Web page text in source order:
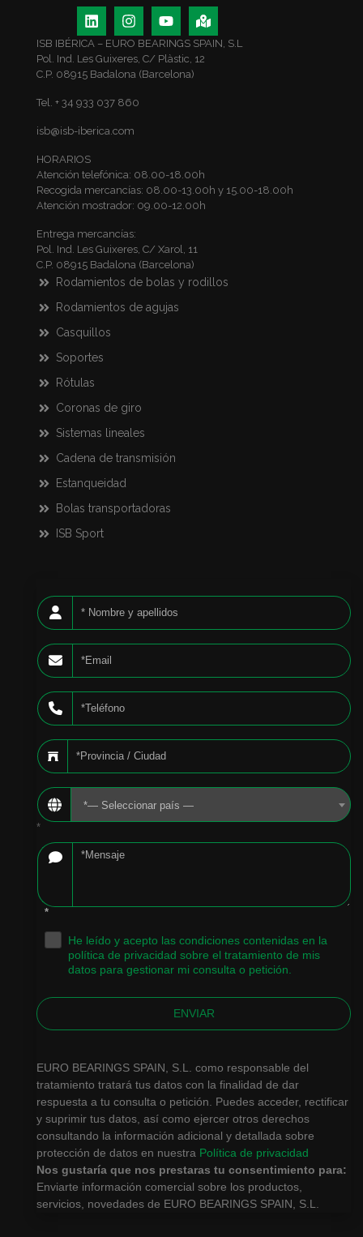
ISB IBÉRICA – EURO BEARINGS SPAIN, S.L
Pol. Ind. Les Guixeres, C/ Plàstic, 12
C.P. 08915 Badalona (Barcelona)
Tel. + 34 933 037 860
isb@isb-iberica.com
HORARIOS
Atención telefónica: 08.00-18.00h
Recogida mercancías: 08.00-13.00h y 15.00-18.00h
Atención mostrador: 09.00-12.00h
Entrega mercancías:
Pol. Ind. Les Guixeres, C/ Xarol, 11
C.P. 08915 Badalona (Barcelona)
Rodamientos de bolas y rodillos
Rodamientos de agujas
Casquillos
Soportes
Rótulas
Coronas de giro
Sistemas lineales
Cadena de transmisión
Estanqueidad
Bolas transportadoras
ISB Sport
*— Seleccionar país —
*
*
He leído y acepto las condiciones contenidas en la
política de privacidad sobre el tratamiento de mis
datos para gestionar mi consulta o petición.
ENVIAR
EURO BEARINGS SPAIN, S.L. como responsable del
tratamiento tratará tus datos con la finalidad de dar
respuesta a tu consulta o petición. Puedes acceder, rectificar
y suprimir tus datos, así como ejercer otros derechos
consultando la información adicional y detallada sobre
protección de datos en nuestra Política de privacidad
Nos gustaría que nos prestaras tu consentimiento para:
Enviarte información comercial sobre los productos,
servicios, novedades de EURO BEARINGS SPAIN, S.L.